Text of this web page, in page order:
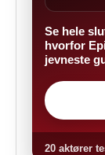
Se hele
hvorfor
jevneste
20 aktører